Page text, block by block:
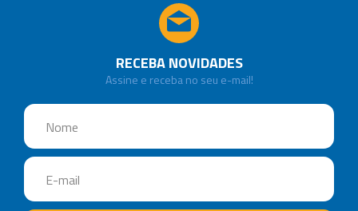
RECEBA NOVIDADES
Assine e receba no seu e-mail!